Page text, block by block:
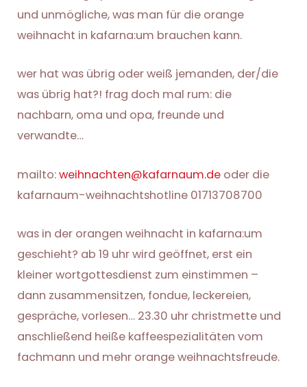
und unmögliche, was man für die orange
weihnacht in kafarna:um brauchen kann.
wer hat was übrig oder weiß jemanden, der/die
was übrig hat?! frag doch mal rum: die
nachbarn, oma und opa, freunde und
verwandte…
mailto:weihnachten@kafarnaum.de oder die
kafarnaum-weihnachtshotline 01713708700
was in der orangen weihnacht in kafarna:um
geschieht? ab 19 uhr wird geöffnet, erst ein
kleiner wortgottesdienst zum einstimmen –
dann zusammensitzen, fondue, leckereien,
gespräche, vorlesen… 23.30 uhr christmette und
anschließend heiße kaffeespezialitäten vom
fachmann und mehr orange weihnachtsfreude.